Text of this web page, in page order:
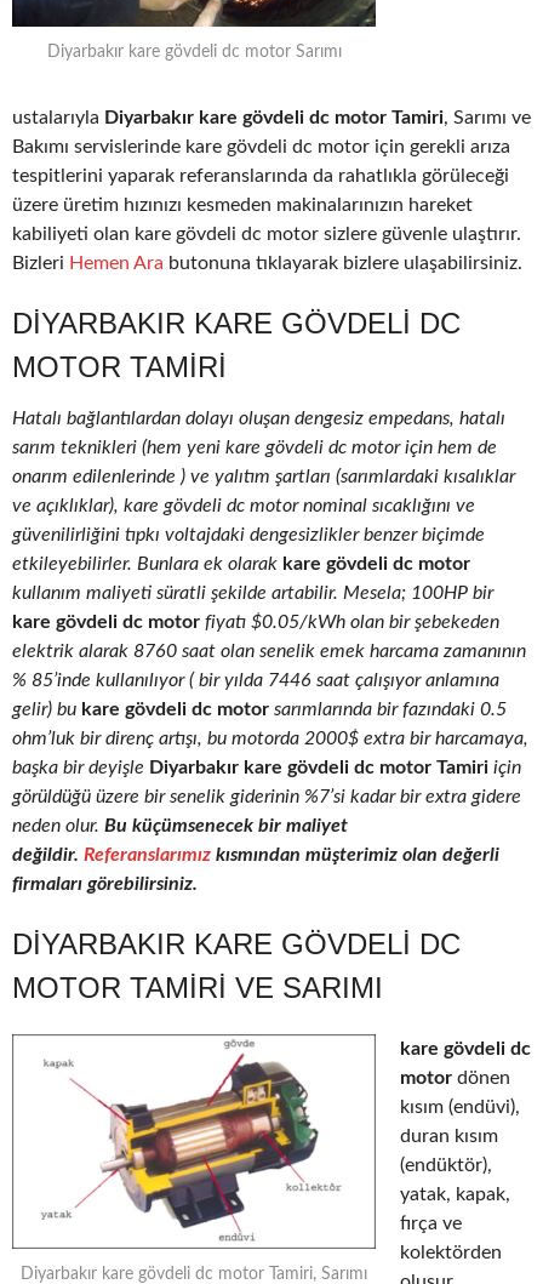
Diyarbakır kare gövdeli dc motor Sarımı
ustalarıyla Diyarbakır kare gövdeli dc motor Tamiri, Sarımı ve
Bakımı servislerinde kare gövdeli dc motor için gerekli arıza
tespitlerini yaparak referanslarında da rahatlıkla görüleceği
üzere üretim hızınızı kesmeden makinalarınızın hareket
kabiliyeti olan kare gövdeli dc motor sizlere güvenle ulaştırır.
Bizleri Hemen Ara butonuna tıklayarak bizlere ulaşabilirsiniz.
DIYARBAKIR KARE GÖVDELI DC
MOTOR TAMIRI
Hatalı bağlantılardan dolayı oluşan dengesiz empedans, hatalı
sarım teknikleri (hem yeni kare gövdeli dc motor için hem de
onarım edilenlerinde ) ve yalıtım şartları (sarımlardaki kısalıklar
ve açıklıklar), kare gövdeli dc motor nominal sıcaklığını ve
güvenilirliğini tıpkı voltajdaki dengesizlikler benzer biçimde
etkileyebilirler. Bunlara ek olarak kare gövdeli dc motor
kullanım maliyeti süratli şekilde artabilir. Mesela; 100HP bir
kare gövdeli dc motor fiyatı $0.05/kWh olan bir şebekeden
elektrik alarak 8760 saat olan senelik emek harcama zamanının
% 85’inde kullanılıyor ( bir yılda 7446 saat çalışıyor anlamına
gelir) bu kare gövdeli dc motor sarımlarında bir fazındaki 0.5
ohm’luk bir direnç artışı, bu motorda 2000$ extra bir harcamaya,
başka bir deyişle Diyarbakır kare gövdeli dc motor Tamiri için
görüldüğü üzere bir senelik giderinin %7’si kadar bir extra gidere
neden olur. Bu küçümsenecek bir maliyet
değildir. Referanslarımız kısmından müşterimiz olan değerli
firmaları görebilirsiniz.
DIYARBAKIR KARE GÖVDELI DC
MOTOR TAMIRI VE SARIMI
Diyarbakır kare gövdeli dc motor Tamiri, Sarımı
kare gövdeli dc
motor dönen
kısım (endüvi),
duran kısım
(endüktör),
yatak, kapak,
fırça ve
kolektörden